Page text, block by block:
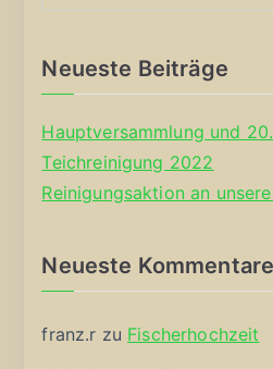
Neueste Beiträge
Hauptversammlung und
Teichreinigung 2022
Reinigungsaktion an
Neueste Kommentare
franz.r zu Fischerhochzeit